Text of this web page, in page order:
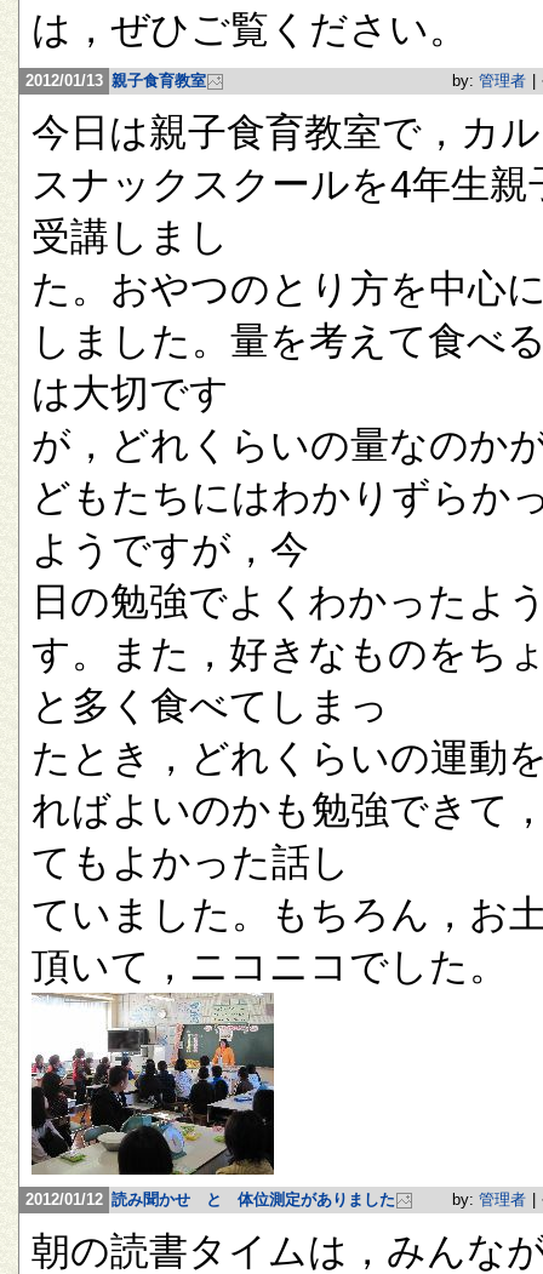
は，ぜひご覧ください。
2012/01/13 親子食育教室 by: 管理者
今日は親子食育教室で，カ
スナックスクールを4年生親
受講しまし
た。おやつのとり方を中心
しました。量を考えて食べ
は大切です
が，どれくらいの量なのか
どもたちにはわかりずらか
ようですが，今
日の勉強でよくわかったよ
す。また，好きなものをち
と多く食べてしまっ
たとき，どれくらいの運動
ればよいのかも勉強できて
てもよかった話し
ていました。もちろん，お
頂いて，ニコニコでした。
2012/01/12 読み聞かせ と 体位測定がありました by: 管理者
朝の読書タイムは，みんな